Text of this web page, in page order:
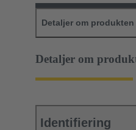
Detaljer om produkten
Detaljer om
Identifiering